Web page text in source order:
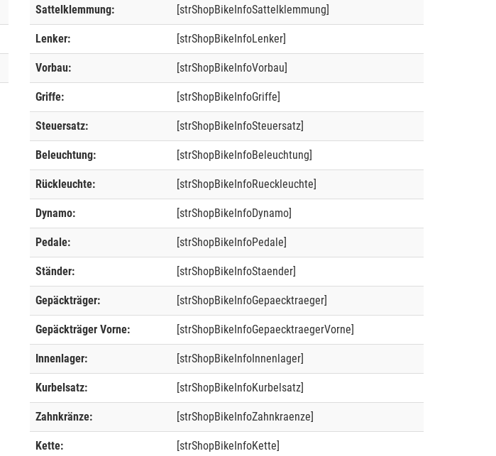
Sattelklemmung: [strShopBikeInfoSattelklemmung]
Lenker: [strShopBikeInfoLenker]
Vorbau: [strShopBikeInfoVorbau]
Griffe: [strShopBikeInfoGriffe]
Steuersatz: [strShopBikeInfoSteuersatz]
Beleuchtung: [strShopBikeInfoBeleuchtung]
Rückleuchte: [strShopBikeInfoRueckleuchte]
Dynamo: [strShopBikeInfoDynamo]
Pedale: [strShopBikeInfoPedale]
Ständer: [strShopBikeInfoStaender]
Gepäckträger: [strShopBikeInfoGepaecktraeger]
Gepäckträger Vorne: [strShopBikeInfoGepaecktraegerVorne]
Innenlager: [strShopBikeInfoInnenlager]
Kurbelsatz: [strShopBikeInfoKurbelsatz]
Zahnkränze: [strShopBikeInfoZahnkraenze]
Kette: [strShopBikeInfoKette]